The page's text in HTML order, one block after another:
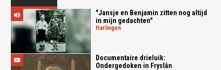
"Jansje en Benjamin zitten nog altijd
in mijn gedachten"
harlingen
Documentaire drieluik:
Ondergedoken in Fryslân